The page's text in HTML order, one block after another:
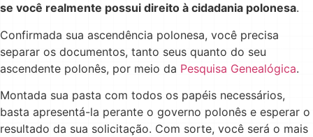
se você realmente possui direito à cidadania polonesa.
Confirmada sua ascendência polonesa, você precisa
separar os documentos, tanto seus quanto do seu
ascendente polonês, por meio da Pesquisa Genealógica.
Montada sua pasta com todos os papéis necessários,
basta apresentá-la perante o governo polonês e esperar o
resultado da sua solicitação. Com sorte, você será o mais